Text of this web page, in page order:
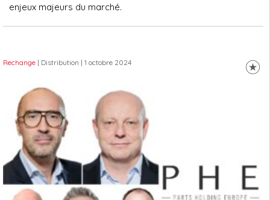
enjeux majeurs du marché.
Rechange | Distribution | 1 octobre 2024